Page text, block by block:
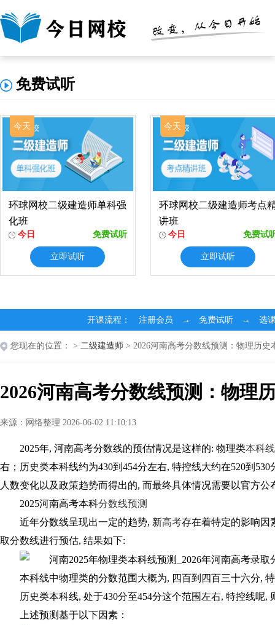
免费试听
今天
环球网校二级建造师单科强
化班
今日 免费试听
立即试听
今天
环球网校二级建造师考点
讲班
今日 免费试
立即试听
开课流程： 注册会员 → 免费试听 → 选
您现在的位置： > 二级建造师 > 2026河南高考分数线预测：物理历史
2026河南高考分数线预测：物理
来源：网络整理 2026-06-02 11:10:13
2025年, 河南高考分数线的预估情况是这样的: 物理类本科线
右；历史类本科线约为430到454分左右, 特控线大约在520到
人数变化以及政策趋势而得出的, 而最终具体情况需要以官方公
2025河南高考本科分数线预测
近年分数线呈现出一定的趋势, 新高考存在着特定的影响因
取分数线进行预估, 结果如下:
本科线中物理类的分数范围大概为, 四百到四百三十六分,
历史类本科线, 处于430分至454分这个范围左右, 特控线呢,
上述预测基于以下因素：